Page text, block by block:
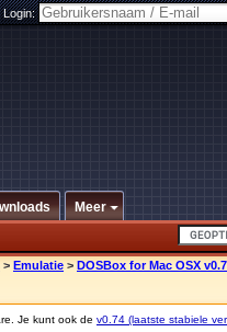
Login:
Meer
> Emulatie > DOSBox for Mac OSX
Je kunt ook de v0.74 (laatste stabiele